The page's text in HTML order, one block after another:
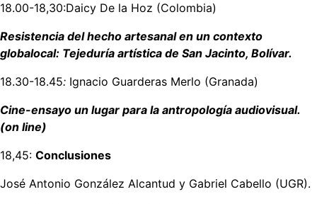
18.00-18,30:Daicy De la Hoz (Colombia)
Resistencia del hecho artesanal en un contexto
globalocal: Tejeduría artística de San Jacinto, Bolívar.
18.30-18.45: Ignacio Guarderas Merlo (Granada)
Cine-ensayo un lugar para la antropología audiovisual.
(on line)
18,45: Conclusiones
José Antonio González Alcantud y Gabriel Cabello (UGR).